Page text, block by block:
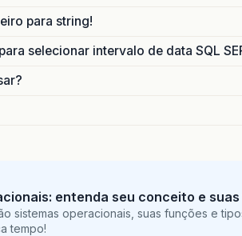
para string!
selecionar intervalo de data SQL
entenda seu conceito e
sistemas operacionais, suas funções e
tempo!